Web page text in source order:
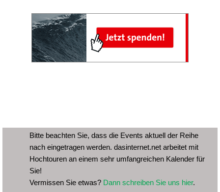
Bitte beachten Sie, dass die Events aktuell der Reihe
nach eingetragen werden. dasinternet.net arbeitet mit
Hochtouren an einem sehr umfangreichen Kalender für
Sie!
Vermissen Sie etwas? Dann schreiben Sie uns hier.